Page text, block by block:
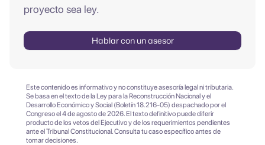
proyecto sea ley.
Hablar con un asesor
Este contenido es informativo y no constituye asesoría legal ni tributaria.
Se basa en el texto de la Ley para la Reconstrucción Nacional y el
Desarrollo Económico y Social (Boletín 18.216-05) despachado por el
Congreso el 4 de agosto de 2026. El texto definitivo puede diferir
producto de los vetos del Ejecutivo y de los requerimientos pendientes
ante el Tribunal Constitucional. Consulta tu caso específico antes de
tomar decisiones.